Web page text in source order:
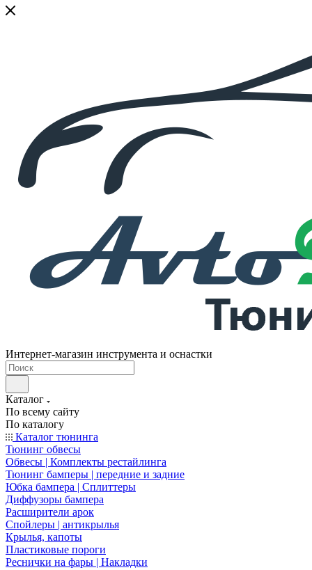
Интернет-магазин инструмента и оснастки
Каталог
По всему сайту
По каталогу
Каталог тюнинга
Тюнинг обвесы
Обвесы | Комплекты рестайлинга
Тюнинг бамперы | передние и задние
Юбка бампера | Сплиттеры
Диффузоры бампера
Расширители арок
Спойлеры | антикрылья
Крылья, капоты
Пластиковые пороги
Реснички на фары | Накладки